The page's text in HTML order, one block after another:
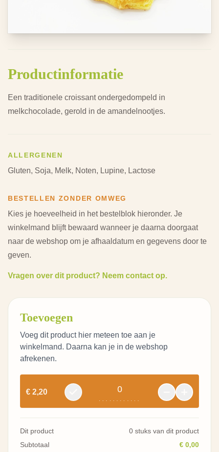
Productinformatie
Een traditionele croissant ondergedompeld in
melkchocolade, gerold in de amandelnootjes.
ALLERGENEN
Gluten, Soja, Melk, Noten, Lupine, Lactose
BESTELLEN ZONDER OMWEG
Kies je hoeveelheid in het bestelblok hieronder. Je
winkelmand blijft bewaard wanneer je daarna doorgaat
naar de webshop om je afhaaldatum en gegevens door te
geven.
Vragen over dit product? Neem contact op.
Toevoegen
Voeg dit product hier meteen toe aan je
winkelmand. Daarna kan je in de webshop
afrekenen.
€ 2,20 0
............
Dit product
0 stuks van dit product
Subtotaal
€ 0,00